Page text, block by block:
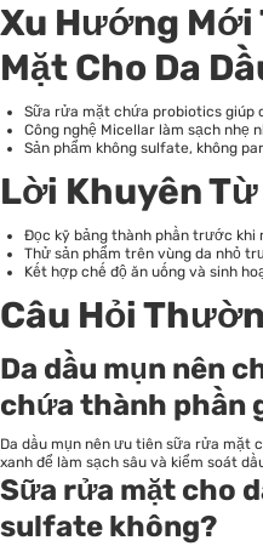
Xu Hướng Mới
Mặt Cho Da
Sữa rửa mặt chứa probiotics giúp
Công nghệ Micellar làm sạch nhẹ
Sản phẩm không sulfate, không
Lời Khuyên
Đọc kỹ bảng thành phần trước khi
Thử sản phẩm trên vùng da nhỏ
Kết hợp chế độ ăn uống và sinh
Câu Hỏi
Da dầu mụn nên
chứa thành phần
Da dầu mụn nên ưu tiên sữa rửa mặt
xanh để làm sạch sâu và kiểm soát
Sữa rửa mặt cho
sulfate không?